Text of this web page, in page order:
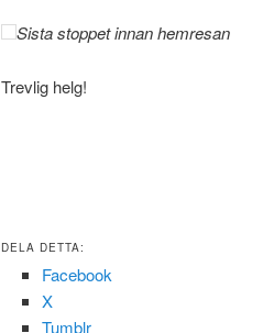
Sista stoppet innan hemresan
Trevlig helg!
DELA DETTA:
Facebook
X
Tumblr